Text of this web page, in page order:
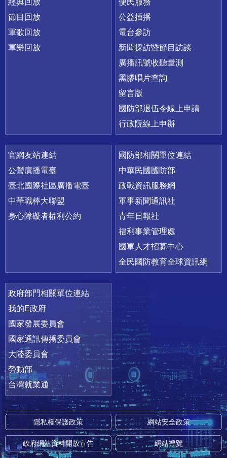
經典回放
節目回放
軍歌回放
軍樂回放
便民服務
公益插播
電台參訪
新聞採訪暨節目訪談
廣播訊號收聽量測
黑膠唱片查詢
留言版
國防部退伍令線上申請
行政院線上申辦
官網友站連結
公營廣播電臺
臺北國際社區廣播電臺
中華職棒大聯盟
身心障礙者權利公約
國防部相關單位連結
中華民國國防部
政戰資訊服務網
軍事新聞通訊社
青年日報社
福利事業管理處
國軍人才招募中心
全民國防教育全球資訊網
政府部門相關單位連結
我的E政府
國家發展委員會
國家通訊傳播委員會
大陸委員會
勞動部
台灣就業通
隱私權保護政策 網站安全政策
政府網站資料開放宣告 網站導覽